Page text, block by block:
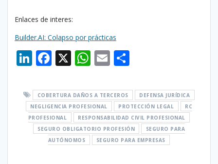
Enlaces de interes:
Builder.AI: Colapso por prácticas
Li
k
e
dI
n
F
e
b
o
o
k
X W
at
s
A
p
p
E
ai
l
m
p
ar
ti
r
COBERTURA DAÑOS A TERCEROS
DEFENSA JURÍDICA
NEGLIGENCIA PROFESIONAL
PROTECCIÓN LEGAL
RC
PROFESIONAL
RESPONSABILIDAD CIVIL PROFESIONAL
SEGURO OBLIGATORIO PROFESIÓN
SEGURO PARA
AUTÓNOMOS
SEGURO PARA EMPRESAS